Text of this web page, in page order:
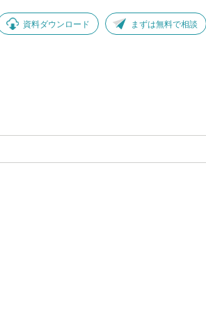
資料ダウンロード まずは無料で相談